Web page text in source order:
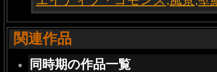
関連作品
同時期の作品一覧